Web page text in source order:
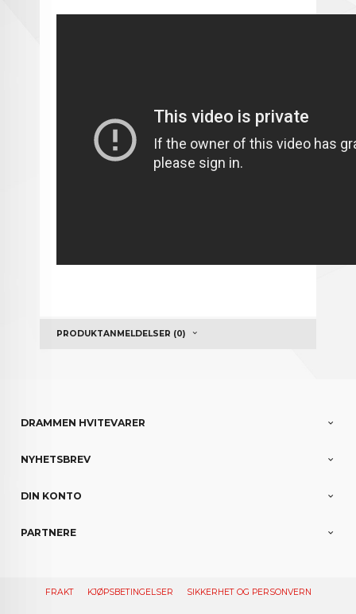
PRODUKTANMELDELSER (0)
DRAMMEN HVITEVARER
NYHETSBREV
DIN KONTO
PARTNERE
FRAKT KJØPSBETINGELSER SIKKERHET OG PERSONVERN